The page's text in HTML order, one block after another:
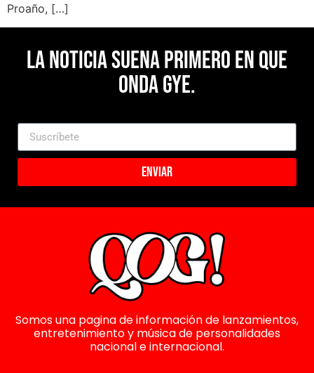
Proaño, […]
La noticia suena primero en Que
Onda Gye.
Enviar
Somos una pagina de información de lanzamientos,
entretenimiento y música de personalidades
nacional e internacional.